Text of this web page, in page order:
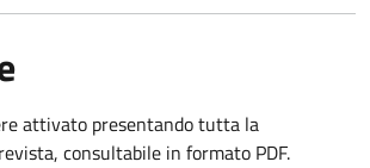
attivato presentando tutta la
consultabile in formato PDF.